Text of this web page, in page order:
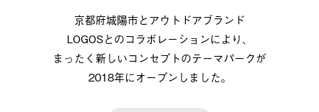
京都府城陽市とアウトドアブランド
LOGOSとのコラボレーションにより、
まったく新しいコンセプトのテーマパークが
2018年にオープンしました。